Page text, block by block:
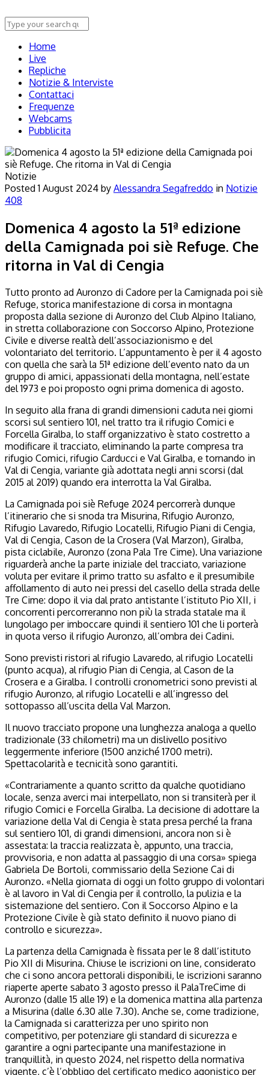
Home
Live
Repliche
Notizie & Interviste
Contattaci
Frequenze
Webcams
Pubblicita
Notizie
Posted1 August 2024 by Alessandra Segafreddo in Notizie
408
Domenica 4 agosto la 51ª edizione
della Camignada poi siè Refuge. Che
ritorna in Val di Cengia
Tutto pronto ad Auronzo di Cadore per la Camignada poi siè
Refuge, storica manifestazione di corsa in montagna
proposta dalla sezione di Auronzo del Club Alpino Italiano,
in stretta collaborazione con Soccorso Alpino, Protezione
Civile e diverse realtà dell’associazionismo e del
volontariato del territorio. L’appuntamento è per il 4 agosto
con quella che sarà la 51ª edizione dell’evento nato da un
gruppo di amici, appassionati della montagna, nell’estate
del 1973 e poi proposto ogni prima domenica di agosto.
In seguito alla frana di grandi dimensioni caduta nei giorni
scorsi sul sentiero 101, nel tratto tra il rifugio Comici e
Forcella Giralba, lo staff organizzativo è stato costretto a
modificare il tracciato, eliminando la parte compresa tra
rifugio Comici, rifugio Carducci e Val Giralba, e tornando in
Val di Cengia, variante già adottata negli anni scorsi (dal
2015 al 2019) quando era interrotta la Val Giralba.
La Camignada poi siè Refuge 2024 percorrerà dunque
l’itinerario che si snoda tra Misurina, Rifugio Auronzo,
Rifugio Lavaredo, Rifugio Locatelli, Rifugio Piani di Cengia,
Val di Cengia, Cason de la Crosera (Val Marzon), Giralba,
pista ciclabile, Auronzo (zona Pala Tre Cime). Una variazione
riguarderà anche la parte iniziale del tracciato, variazione
voluta per evitare il primo tratto su asfalto e il presumibile
affollamento di auto nei pressi del casello della strada delle
Tre Cime: dopo il via dal prato antistante l’istituto Pio XII, i
concorrenti percorreranno non più la strada statale ma il
lungolago per imboccare quindi il sentiero 101 che li porterà
in quota verso il rifugio Auronzo, all’ombra dei Cadini.
Sono previsti ristori al rifugio Lavaredo, al rifugio Locatelli
(punto acqua), al rifugio Pian di Cengia, al Cason de la
Crosera e a Giralba. I controlli cronometrici sono previsti al
rifugio Auronzo, al rifugio Locatelli e all’ingresso del
sottopasso all’uscita della Val Marzon.
Il nuovo tracciato propone una lunghezza analoga a quello
tradizionale (33 chilometri) ma un dislivello positivo
leggermente inferiore (1500 anziché 1700 metri).
Spettacolarità e tecnicità sono garantiti.
«Contrariamente a quanto scritto da qualche quotidiano
locale, senza averci mai interpellato, non si transiterà per il
rifugio Comici e Forcella Giralba. La decisione di adottare la
variazione della Val di Cengia è stata presa perché la frana
sul sentiero 101, di grandi dimensioni, ancora non si è
assestata: la traccia realizzata è, appunto, una traccia,
provvisoria, e non adatta al passaggio di una corsa» spiega
Gabriela De Bortoli, commissario della Sezione Cai di
Auronzo. «Nella giornata di oggi un folto gruppo di volontari
è al lavoro in Val di Cengia per il controllo, la pulizia e la
sistemazione del sentiero. Con il Soccorso Alpino e la
Protezione Civile è già stato definito il nuovo piano di
controllo e sicurezza».
La partenza della Camignada è fissata per le 8 dall’istituto
Pio XII di Misurina. Chiuse le iscrizioni on line, considerato
che ci sono ancora pettorali disponibili, le iscrizioni saranno
riaperte aperte sabato 3 agosto presso il PalaTreCime di
Auronzo (dalle 15 alle 19) e la domenica mattina alla partenza
a Misurina (dalle 6.30 alle 7.30). Anche se, come tradizione,
la Camignada si caratterizza per uno spirito non
competitivo, per potenziare gli standard di sicurezza e
garantire a ogni partecipante una manifestazione in
tranquillità, in questo 2024, nel rispetto della normativa
vigente, c’è l’obbligo del certificato medico agonistico per